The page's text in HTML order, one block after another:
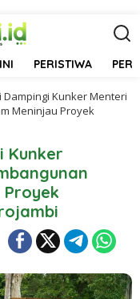
PERISTIWA
Dampingi Kunker Menteri
Meninjau Proyek
Kunker